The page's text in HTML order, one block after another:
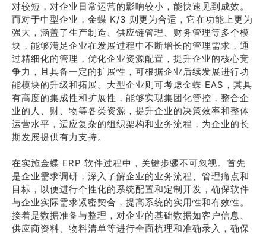
对较短，对企业日常运营的影响较小，能快速见到成效。
而对于中型企业，金蝶 K/3 则更为合适，它在功能上更为
强大，涵盖了生产制造、供应链管理、财务管理等多个模
块，能够满足企业在发展过程中不断增长的管理需求，通
过精细化的管理，优化企业资源配置，提升企业的核心竞
争力，且具备一定的扩展性，可根据企业后续发展进行功
能模块的升级和拓展。大型企业则可考虑金蝶 EAS，其具
有高度的集成性和扩展性，能够实现集团化管控，整合企
业的人、财、物等各类资源，提升企业的决策效率和整体
运营水平，适应复杂的组织架构和业务流程，为企业的长
期发展提供有力支持。
在实施金蝶 ERP 软件过程中，关键步骤不可忽视。首先
是企业需求调研，深入了解企业的业务流程、管理痛点和
目标，以便进行个性化的系统配置和定制开发，确保软件
与企业实际需求紧密契合，提高系统的实用性和有效性。
接着是数据准备与整理，对企业的基础数据如客户信息、
供应商资料、物料清单等进行全面梳理和准确录入，确保